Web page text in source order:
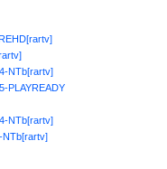
NTb[rartv]
PLAYREADY
NTb[rartv]
NTb[rartv]